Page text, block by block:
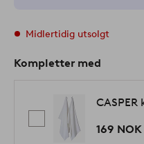
Midlertidig utsolgt
Kompletter med
169 NOK